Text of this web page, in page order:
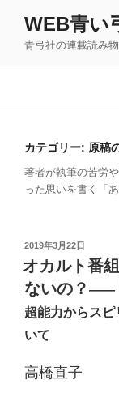
WEB青い
青弓社の連載読み
カテゴリー: 原稿
著者が執筆の苦労
った思いを書く「
投
稿
日:
2019年3月22日
オカルト番
ないの？ ――
超能力からス
いて
高橋直子